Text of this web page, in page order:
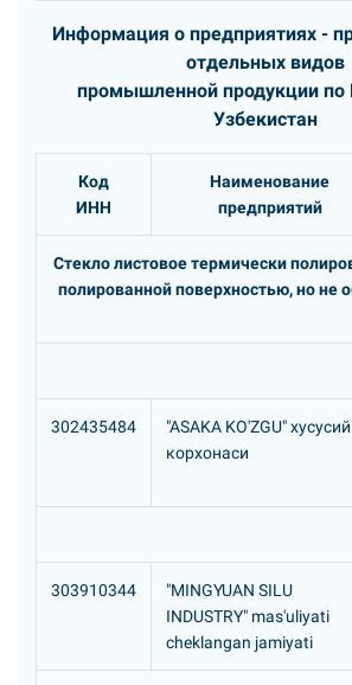
Информация о предприятиях -
отдельных видов
промышленной продукции по
Узбекистан
Код
ИНН
Наименование
предприятий
Стекло листовое термически
полированной поверхностью, но
302435484
"ASAKA KO'ZGU" хусусий
корхонаси
303910344
"MINGYUAN SILU
INDUSTRY" mas'uliyati
cheklangan jamiyati